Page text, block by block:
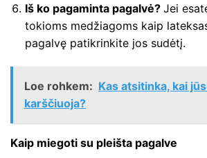
Iš ko pagaminta pagalvė? Jei
tokioms medžiagoms kaip
pagalvę patikrinkite jos sudėtį.
Loe rohkem: Kas atsitinka, kai
karščiuoja?
Kaip miegoti su pleišta pagalve